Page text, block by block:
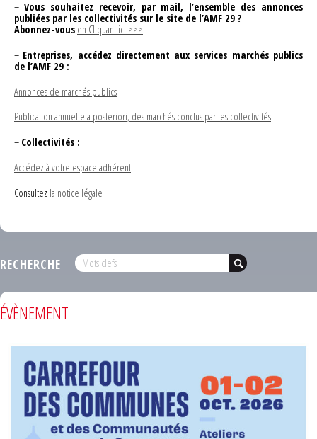
– Vous souhaitez recevoir, par mail, l’ensemble des annonces
publiées par les collectivités sur le site de l’AMF 29 ?
Abonnez-vous en Cliquant ici >>>
– Entreprises, accédez directement aux services marchés publics
de l’AMF 29 :
Annonces de marchés publics
Publication annuelle a posteriori, des marchés conclus par les collectivités
– Collectivités :
Accédez à votre espace adhérent
Consultez la notice légale
RECHERCHE
ÉVÈNEMENT